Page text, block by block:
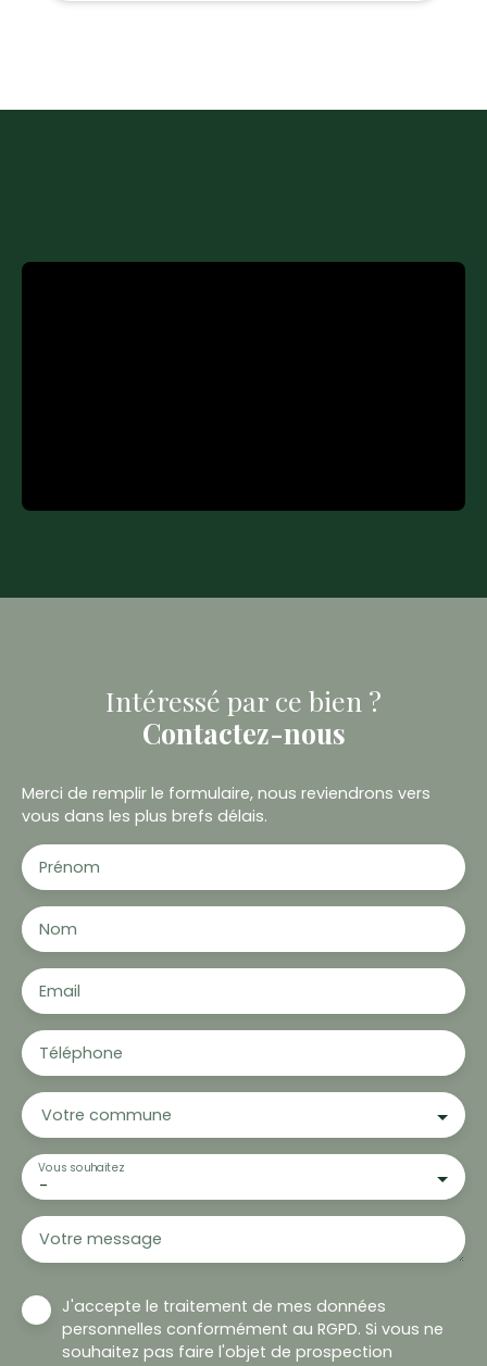
Intéressé par ce bien ?
Contactez-nous
Merci de remplir le formulaire, nous reviendrons vers
vous dans les plus brefs délais.
Prénom
Nom
Email
Téléphone
Votre commune
-
Vous souhaitez
Votre message
J'accepte le traitement de mes données
personnelles conformément au RGPD. Si vous ne
souhaitez pas faire l'objet de prospection